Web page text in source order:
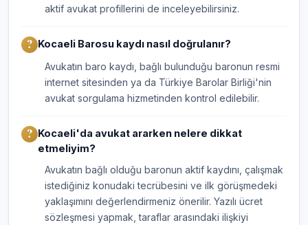
aktif avukat profillerini de inceleyebilirsiniz.
Kocaeli Barosu kaydı nasıl doğrulanır?
Avukatın baro kaydı, bağlı bulunduğu baronun resmi
internet sitesinden ya da Türkiye Barolar Birliği'nin
avukat sorgulama hizmetinden kontrol edilebilir.
Kocaeli'da avukat ararken nelere dikkat
etmeliyim?
Avukatın bağlı olduğu baronun aktif kaydını, çalışmak
istediğiniz konudaki tecrübesini ve ilk görüşmedeki
yaklaşımını değerlendirmeniz önerilir. Yazılı ücret
sözleşmesi yapmak, taraflar arasındaki ilişkiyi